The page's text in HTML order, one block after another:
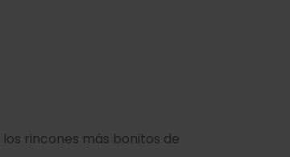
rincones más bonitos de